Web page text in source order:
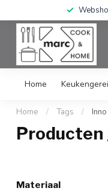
Home Keukengerei
Home / Tags /
Producten
Materiaal